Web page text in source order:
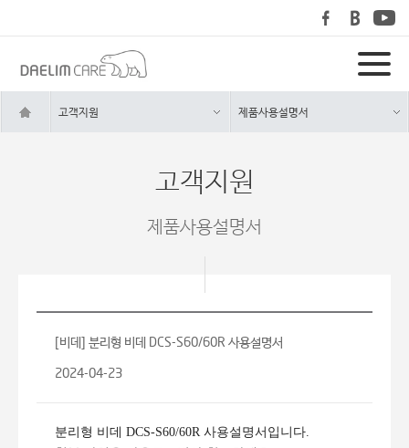
고객지원 제품사용설명서
고객지원
제품사용설명서
[비데] 분리형 비데 DCS-S60/60R 사용설명서
2024-04-23
분리형 비데 DCS-S60/60R 사용설명서입니다.